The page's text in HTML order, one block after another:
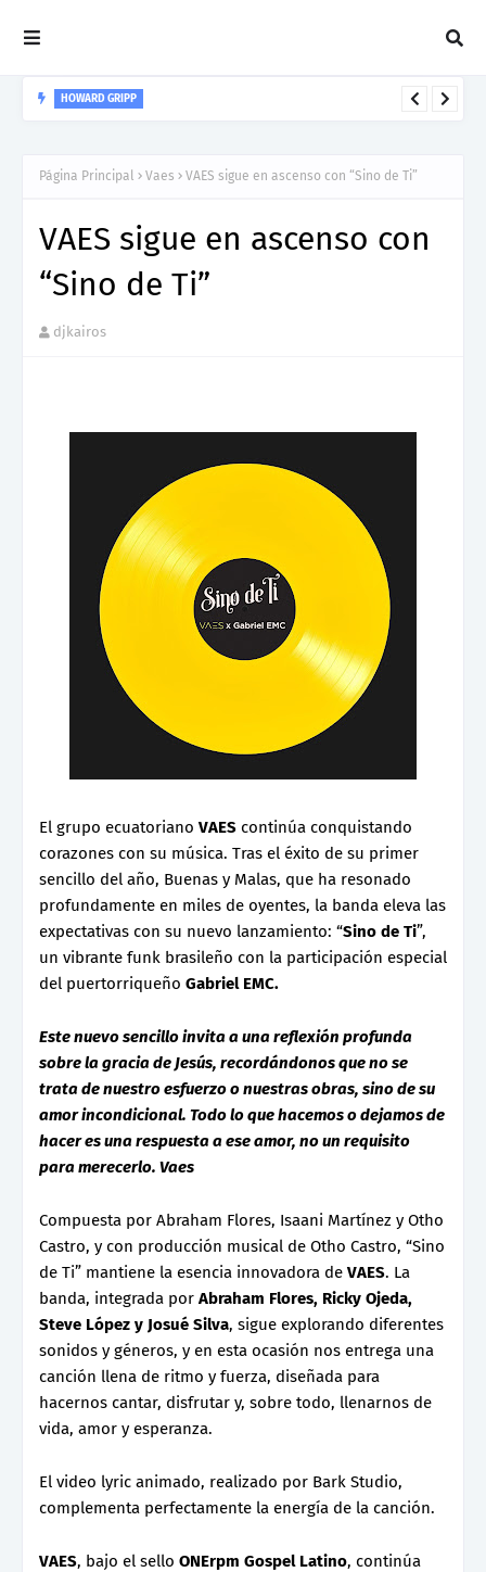
JAMES FORTUNE
Página Principal Vaes VAES sigue en ascenso con “Sino de Ti”
VAES sigue en ascenso con
“Sino de Ti”
djkairos
El grupo ecuatoriano VAES continúa conquistando
corazones con su música. Tras el éxito de su primer
sencillo del año, Buenas y Malas, que ha resonado
profundamente en miles de oyentes, la banda eleva las
expectativas con su nuevo lanzamiento: “Sino de Ti”,
un vibrante funk brasileño con la participación especial
del puertorriqueño Gabriel EMC.
Este nuevo sencillo invita a una reflexión profunda
sobre la gracia de Jesús, recordándonos que no se
trata de nuestro esfuerzo o nuestras obras, sino de su
amor incondicional. Todo lo que hacemos o dejamos de
hacer es una respuesta a ese amor, no un requisito
para merecerlo. Vaes
Compuesta por Abraham Flores, Isaani Martínez y Otho
Castro, y con producción musical de Otho Castro, “Sino
de Ti” mantiene la esencia innovadora de VAES. La
banda, integrada por Abraham Flores, Ricky Ojeda,
Steve López y Josué Silva, sigue explorando diferentes
sonidos y géneros, y en esta ocasión nos entrega una
canción llena de ritmo y fuerza, diseñada para
hacernos cantar, disfrutar y, sobre todo, llenarnos de
vida, amor y esperanza.
El video lyric animado, realizado por Bark Studio,
complementa perfectamente la energía de la canción.
VAES, bajo el sello ONErpm Gospel Latino, continúa